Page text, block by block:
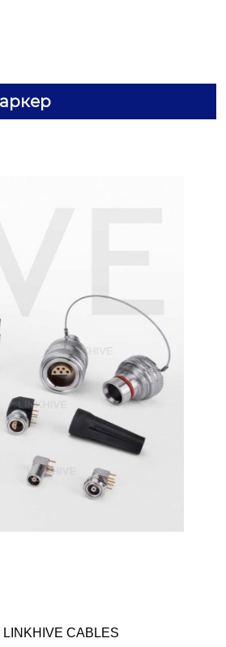
LINKHIVE CABLES